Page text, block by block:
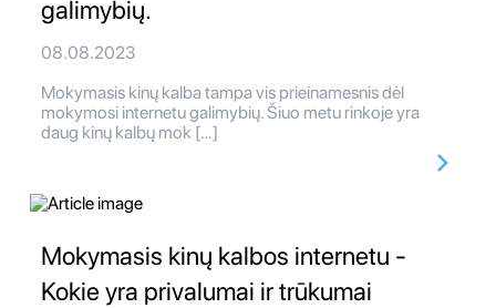
galimybių.
08.08.2023
Mokymasis kinų kalba tampa vis prieinamesnis dėl
mokymosi internetu galimybių. Šiuo metu rinkoje yra
daug kinų kalbų mok […]
Mokymasis kinų kalbos internetu -
Kokie yra privalumai ir trūkumai